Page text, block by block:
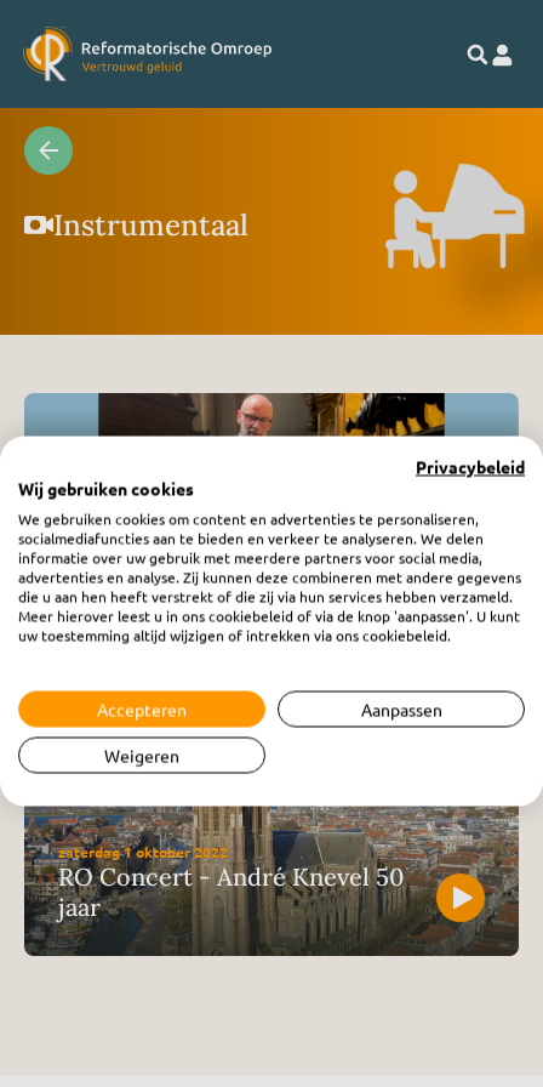
Instrumentaal
dinsdag 23 september 2025
Promo OrgelLink
donderdag 22 juni 2023
RO Concert - Orgelconcert
zaterdag 1 oktober 2022
RO Concert - André Knevel 50
jaar
Privacybeleid
Wij gebruiken cookies
We gebruiken cookies om content en advertenties te personaliseren,
socialmediafuncties aan te bieden en verkeer te analyseren. We delen
informatie over uw gebruik met meerdere partners voor social media,
advertenties en analyse. Zij kunnen deze combineren met andere gegevens
die u aan hen heeft verstrekt of die zij via hun services hebben verzameld.
Meer hierover leest u in ons cookiebeleid of via de knop 'aanpassen'. U kunt
uw toestemming altijd wijzigen of intrekken via ons cookiebeleid.
Accepteren Aanpassen
Weigeren